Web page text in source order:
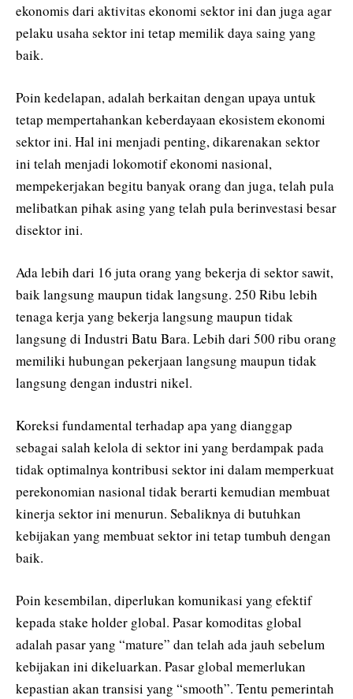
ekonomis dari aktivitas ekonomi sektor ini dan juga agar
pelaku usaha sektor ini tetap memilik daya saing yang
baik.
Poin kedelapan, adalah berkaitan dengan upaya untuk
tetap mempertahankan keberdayaan ekosistem ekonomi
sektor ini. Hal ini menjadi penting, dikarenakan sektor
ini telah menjadi lokomotif ekonomi nasional,
mempekerjakan begitu banyak orang dan juga, telah pula
melibatkan pihak asing yang telah pula berinvestasi besar
disektor ini.
Ada lebih dari 16 juta orang yang bekerja di sektor sawit,
baik langsung maupun tidak langsung. 250 Ribu lebih
tenaga kerja yang bekerja langsung maupun tidak
langsung di Industri Batu Bara. Lebih dari 500 ribu orang
memiliki hubungan pekerjaan langsung maupun tidak
langsung dengan industri nikel.
Koreksi fundamental terhadap apa yang dianggap
sebagai salah kelola di sektor ini yang berdampak pada
tidak optimalnya kontribusi sektor ini dalam memperkuat
perekonomian nasional tidak berarti kemudian membuat
kinerja sektor ini menurun. Sebaliknya di butuhkan
kebijakan yang membuat sektor ini tetap tumbuh dengan
baik.
Poin kesembilan, diperlukan komunikasi yang efektif
kepada stake holder global. Pasar komoditas global
adalah pasar yang “mature” dan telah ada jauh sebelum
kebijakan ini dikeluarkan. Pasar global memerlukan
kepastian akan transisi yang “smooth”. Tentu pemerintah